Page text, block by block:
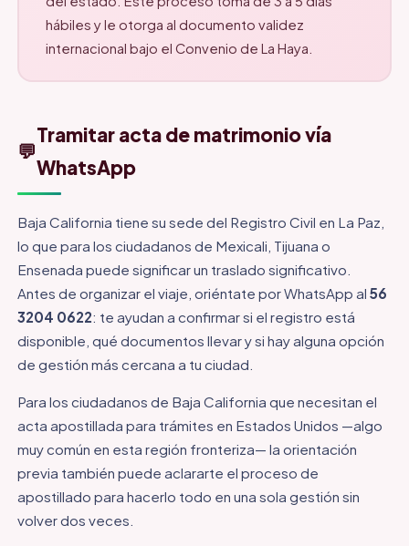
hábiles y le otorga al documento validez
internacional bajo el Convenio de La Haya.
💬
Tramitar acta de matrimonio vía
WhatsApp
Baja California tiene su sede del Registro Civil en La Paz,
lo que para los ciudadanos de Mexicali, Tijuana o
Ensenada puede significar un traslado significativo.
Antes de organizar el viaje, oriéntate por WhatsApp al56
3204 0622: te ayudan a confirmar si el registro está
disponible, qué documentos llevar y si hay alguna opción
de gestión más cercana a tu ciudad.
Para los ciudadanos de Baja California que necesitan el
acta apostillada para trámites en Estados Unidos —algo
muy común en esta región fronteriza— la orientación
previa también puede aclararte el proceso de
apostillado para hacerlo todo en una sola gestión sin
volver dos veces.